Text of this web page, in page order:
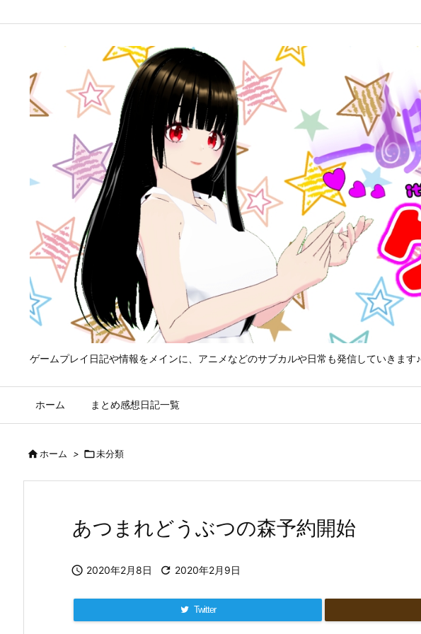
ゲームプレイ日記や情報をメインに、アニメなどのサブカルや日常も発信していきます♪
ホーム まとめ感想日記一覧
ホーム > 未分類
あつまれどうぶつの森予約開始
 2020年2月8日  2020年2月9日
Twitter